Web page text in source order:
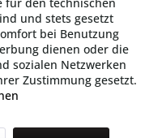
und stets gesetzt
bei Benutzung
dienen oder die
sozialen Netzwerken
Zustimmung gesetzt.